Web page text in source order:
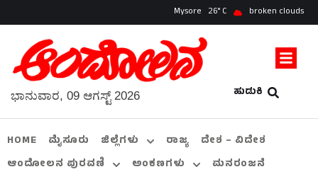
Mysore 26 broken clouds
ಹುಡುಕಿ
ಭಾನುವಾರ, 09 ಆಗಸ್ಟ್ 2026
HOME ಮೈಸೂರು ಜಿಲ್ಲೆಗಳು ರಾಜ್ಯ
ದೇಶ – ವಿದೇಶ
ಆಂದೋಲನ ಪುರವಣಿ
ಅಂಕಣಗಳು
ಮನರಂಜನೆ